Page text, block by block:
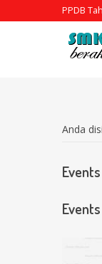
PPDB
Anda